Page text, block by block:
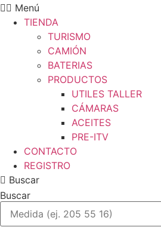
Menú
TIENDA
TURISMO
CAMIÓN
BATERIAS
PRODUCTOS
UTILES TALLER
CÁMARAS
ACEITES
PRE-ITV
CONTACTO
REGISTRO
Buscar
Buscar